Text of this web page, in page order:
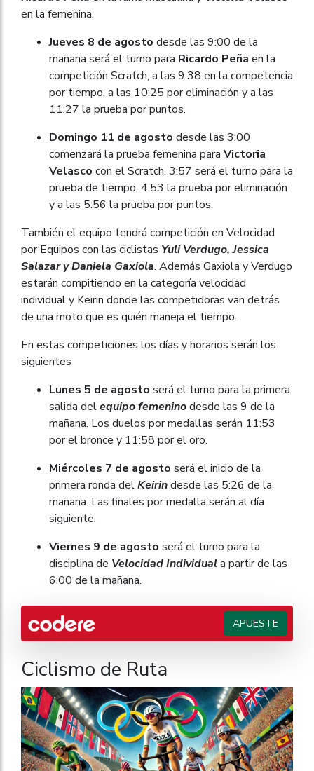
en la femenina.
Jueves 8 de agosto desde las 9:00 de la
mañana será el turno para Ricardo Peña en la
competición Scratch, a las 9:38 en la competencia
por tiempo, a las 10:25 por eliminación y a las
11:27 la prueba por puntos.
Domingo 11 de agosto desde las 3:00
comenzará la prueba femenina para Victoria
Velasco con el Scratch. 3:57 será el turno para la
prueba de tiempo, 4:53 la prueba por eliminación
y a las 5:56 la prueba por puntos.
También el equipo tendrá competición en Velocidad
por Equipos con las ciclistas Yuli Verdugo, Jessica
Salazar y Daniela Gaxiola. Además Gaxiola y Verdugo
estarán compitiendo en la categoría velocidad
individual y Keirin donde las competidoras van detrás
de una moto que es quién maneja el tiempo.
En estas competiciones los días y horarios serán los
siguientes
Lunes 5 de agosto será el turno para la primera
salida delequipo femeninodesde las 9 de la
mañana. Los duelos por medallas serán 11:53
por el bronce y 11:58 por el oro.
Miércoles 7 de agosto será el inicio de la
primera ronda delKeirindesde las 5:26 de la
mañana. Las finales por medalla serán al día
siguiente.
Viernes 9 de agosto será el turno para la
disciplina de Velocidad Individuala partir de las
6:00 de la mañana.
APUESTE
Ciclismo de Ruta